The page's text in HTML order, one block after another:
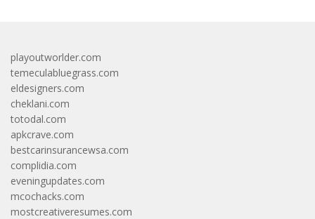
playoutworlder.com
temeculabluegrass.com
eldesigners.com
cheklani.com
totodal.com
apkcrave.com
bestcarinsurancewsa.com
complidia.com
eveningupdates.com
mcochacks.com
mostcreativeresumes.com